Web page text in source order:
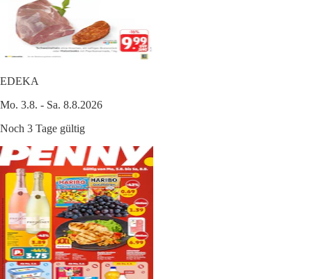
EDEKA
Mo. 3.8. - Sa. 8.8.2026
Noch 3 Tage gültig